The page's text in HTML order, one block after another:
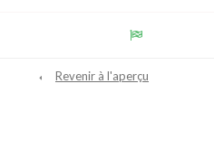
Revenir à l'aperçu